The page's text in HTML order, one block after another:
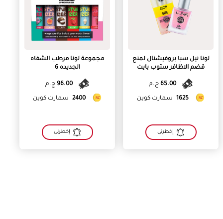
لونا نيل سبا بروفيشنال لمنع
قضم الاظافر ستوب بايت
65.00 ج.م
1625 سمارت كوين
إخطرنى
مجموعة لونا مرطب الشفاه
الجديده 6
96.00 ج.م
2400 سمارت كوين
إخطرنى